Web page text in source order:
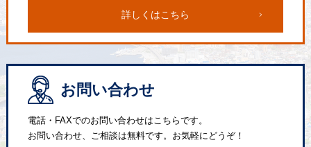
詳しくはこちら
お問い合わせ
電話・FAXでのお問い合わせはこちらです。
お問い合わせ、ご相談は無料です。お気軽にどうぞ！